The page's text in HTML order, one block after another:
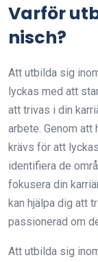
Varför
nisch?
Att utbilda sig
lyckas med att
att trivas i din
arbete. Genom
krävs för att
identifiera de
fokusera din
kan hjälpa dig att
passionerad om
Att utbilda sig